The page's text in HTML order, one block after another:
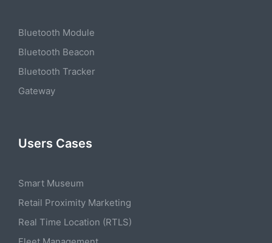
Bluetooth Module
Bluetooth Beacon
Bluetooth Tracker
Gateway
Users Cases
Smart Museum
Retail Proximity Marketing
Real Time Location (RTLS)